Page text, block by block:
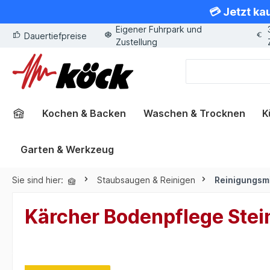
💳 Jetzt
Dauertiefpreise
Eigener Fuhrpark und
Zustellung
Kochen & Backen Waschen & Trocknen
Garten & Werkzeug
Sie sind hier: Staubsaugen & Reinigen
Kärcher Bodenpflege